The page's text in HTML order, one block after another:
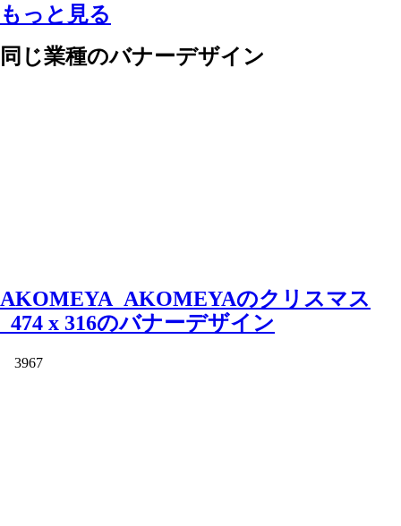
もっと見る
同じ業種のバナーデザイン
AKOMEYA_AKOMEYAのクリスマス
_474 x 316のバナーデザイン
3967